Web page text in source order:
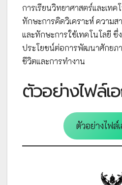
การเรียนวิทยาศาสตร์และเทค
ทักษะการคิดวิเคราะห์ ความ
และทักษะการใช้เทคโนโลยี ซึ่
ประโยชน์ต่อการพัฒนาศักยภ
ชีวิตและการทำงาน
ตัวอย่างไฟล์เ
ตัวอย่างไฟล์